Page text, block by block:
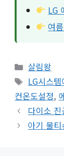
LG
여
카
테
고
리
살림왕
태
그
LG시스템
컨온도설정,
다이소
아기 물